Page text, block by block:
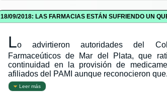
18/09/2018: LAS FARMACIAS ESTÁN SUFRIENDO UN
Lo advirtieron autoridades del
Farmaceúticos de Mar del Plata, que
continuidad en la provisión de
afiliados del PAMI aunque reconocieron
Leer más